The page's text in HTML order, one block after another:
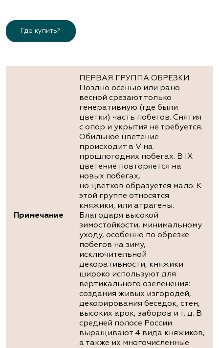
Где купить?
Примечание
ПЕРВАЯ ГРУППА ОБРЕЗКИ
Поздно осенью или рано
весной срезают только
генеративную (где были
цветки) часть побегов. Снятия
с опор и укрытия не требуется.
Обильное цветение
происходит в V на
прошлогодних побегах. В IX
цветение повторяется на
новых побегах,
но цветков образуется мало. К
этой группе относятся
княжики, или атрагены.
Благодаря высокой
зимостойкости, минимальному
уходу, особенно по обрезке
побегов на зиму,
исключительной
декоративности, княжики
широко используют для
вертикального озеленения:
создания живых изгородей,
декорирования беседок, стен,
высоких арок, заборов и т. д. В
средней полосе России
выращивают 4 вида княжиков,
а также их многочисленные